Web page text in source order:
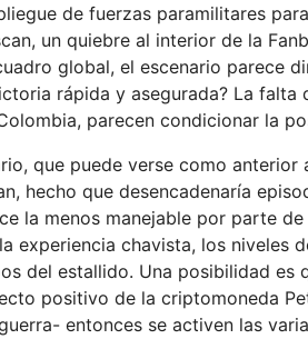
de fuerzas paramilitares
un quiebre al interior de la
global, el escenario parece
rápida y asegurada? La
parecen condicionar la
que puede verse como
hecho que desencadenaría
la menos manejable por parte
experiencia chavista, los niveles
del estallido. Una posibilidad
positivo de la criptomoneda
entonces se activen las